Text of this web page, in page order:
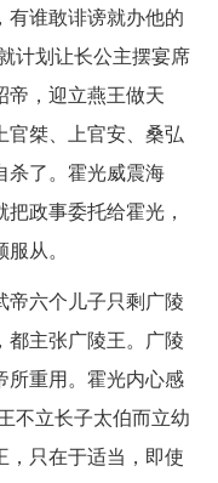
有谁敢诽谤就办他的
计划让长公主摆宴席
帝，迎立燕王做天
官桀、上官安、桑弘
杀了。霍光威震海
政事委托给霍光，
从。
帝六个儿子只剩广陵
都主张广陵王。广陵
所重用。霍光内心感
不立长子太伯而立幼
，只在于适当，即使